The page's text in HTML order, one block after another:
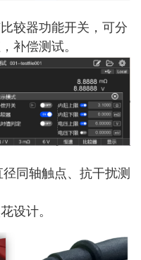
器功能开关，可分
补偿测试。
同轴触点、抗干扰测
设计。